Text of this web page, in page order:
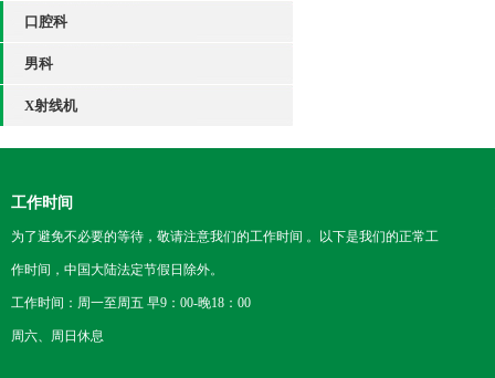
口腔科
男科
X射线机
工作时间
为了避免不必要的等待，敬请注意我们的工作时间 。以下是我们的正常工
作时间，中国大陆法定节假日除外。
工作时间：周一至周五 早9：00-晚18：00
周六、周日休息